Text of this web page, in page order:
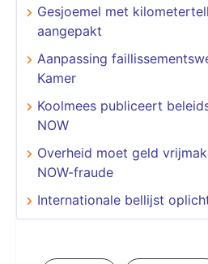
Gesjoemel met
aangepakt
Aanpassing
Kamer
Koolmees publiceert
NOW
Overheid moet geld
NOW-fraude
Internationale bellijst